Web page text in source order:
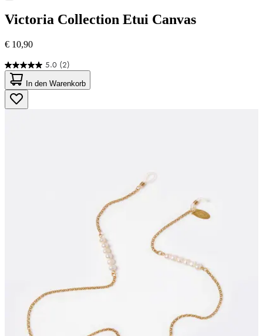
Victoria Collection Etui Canvas
€ 10,90
5.0 (2)
5.0
von
5
Sternen.
2
In den Warenkorb